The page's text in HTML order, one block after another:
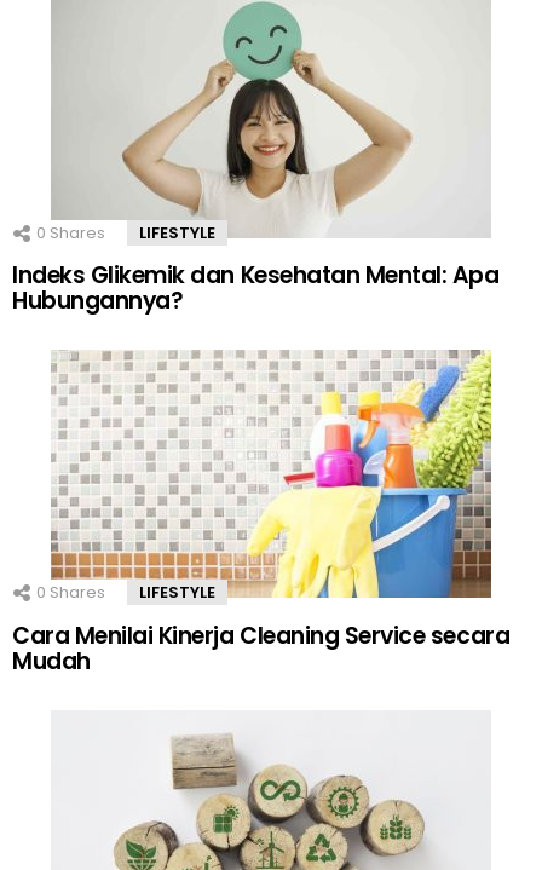
0 Shares LIFESTYLE
Indeks Glikemik dan Kesehatan Mental: Apa
Hubungannya?
0 Shares LIFESTYLE
Cara Menilai Kinerja Cleaning Service secara
Mudah